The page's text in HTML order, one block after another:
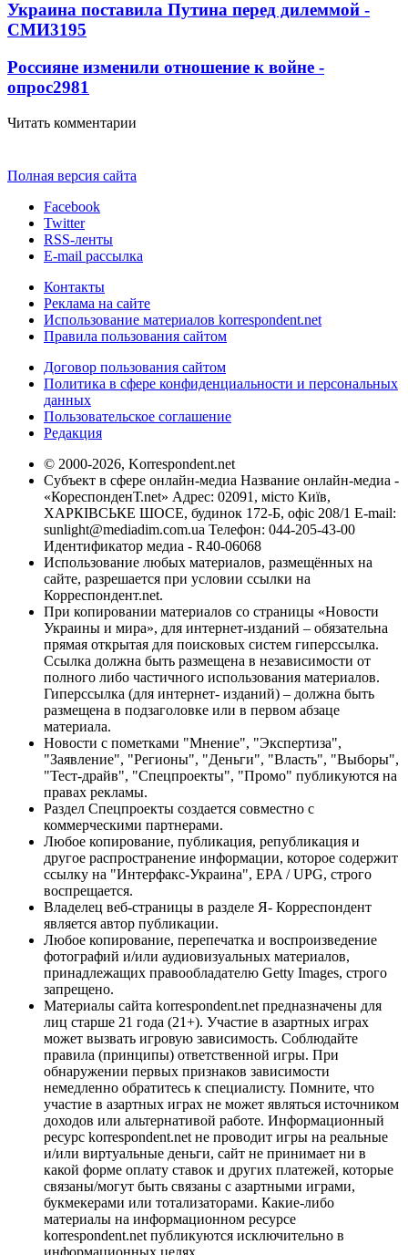
Украина поставила Путина перед дилеммой -
СМИ3195
Россияне изменили отношение к войне -
опрос2981
Читать комментарии
Полная версия сайта
Facebook
Twitter
RSS-ленты
E-mail рассылка
Контакты
Реклама на сайте
Использование материалов korrespondent.net
Правила пользования сайтом
Договор пользования сайтом
Политика в сфере конфиденциальности и персональных
данных
Пользовательское соглашение
Редакция
© 2000-2026, Korrespondent.net
Субъект в сфере онлайн-медиа Название онлайн-медиа -
«КореспонденТ.net» Адрес: 02091, місто Київ,
ХАРКІВСЬКЕ ШОСЕ, будинок 172-Б, офіс 208/1 E-mail:
sunlight@mediadim.com.ua Телефон: 044-205-43-00
Идентификатор медиа - R40-06068
Использование любых материалов, размещённых на
сайте, разрешается при условии ссылки на
Корреспондент.net.
При копировании материалов со страницы «Новости
Украины и мира», для интернет-изданий – обязательна
прямая открытая для поисковых систем гиперссылка.
Ссылка должна быть размещена в независимости от
полного либо частичного использования материалов.
Гиперссылка (для интернет- изданий) – должна быть
размещена в подзаголовке или в первом абзаце
материала.
Новости с пометками "Мнение", "Экспертиза",
"Заявление", "Регионы", "Деньги", "Власть", "Выборы",
"Тест-драйв", "Спецпроекты", "Промо" публикуются на
правах рекламы.
Раздел Спецпроекты создается совместно с
коммерческими партнерами.
Любое копирование, публикация, републикация и
другое распространение информации, которое содержит
ссылку на "Интерфакс-Украина", EPA / UPG, строго
воспрещается.
Владелец веб-страницы в разделе Я- Корреспондент
является автор публикации.
Любое копирование, перепечатка и воспроизведение
фотографий и/или аудиовизуальных материалов,
принадлежащих правообладателю Getty Images, строго
запрещено.
Материалы сайта korrespondent.net предназначены для
лиц старше 21 года (21+). Участие в азартных играх
может вызвать игровую зависимость. Соблюдайте
правила (принципы) ответственной игры. При
обнаружении первых признаков зависимости
немедленно обратитесь к специалисту. Помните, что
участие в азартных играх не может являться источником
доходов или альтернативой работе. Информационный
ресурс korrespondent.net не проводит игры на реальные
и/или виртуальные деньги, сайт не принимает ни в
какой форме оплату ставок и других платежей, которые
связаны/могут быть связаны с азартными играми,
букмекерами или тотализаторами. Какие-либо
материалы на информационном ресурсе
korrespondent.net публикуются исключительно в
информационных целях.